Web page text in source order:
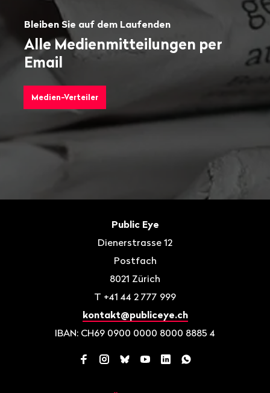
Bleiben Sie auf dem Laufenden
Alle Medienmitteilungen per
Email
Medien-Verteiler
Public Eye
Dienerstrasse 12
Postfach
8021 Zürich
T +41 44 2 777 999
kontakt@publiceye.ch
IBAN: CH69 0900 0000 8000 8885 4
Facebook
Instagram
BlueskyYouTube
LinkedInWhatsApp